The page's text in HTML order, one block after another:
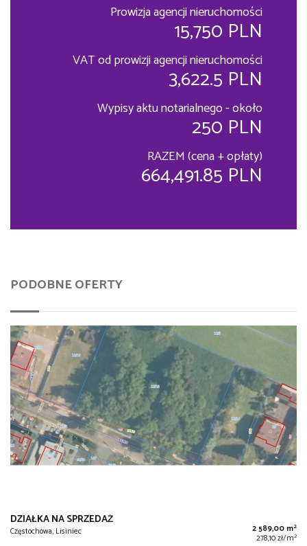
Prowizja agencji nieruchomości
15,750 PLN
VAT od prowizji agencji nieruchomości
3,622.5 PLN
Wypisy aktu notarialnego - około
250 PLN
RAZEM (cena + opłaty)
664,491.85 PLN
PODOBNE OFERTY
DZIAŁKA NA SPRZEDAŻ
Częstochowa, Lisiniec 2 589,00 m2
278,10 zł/m2